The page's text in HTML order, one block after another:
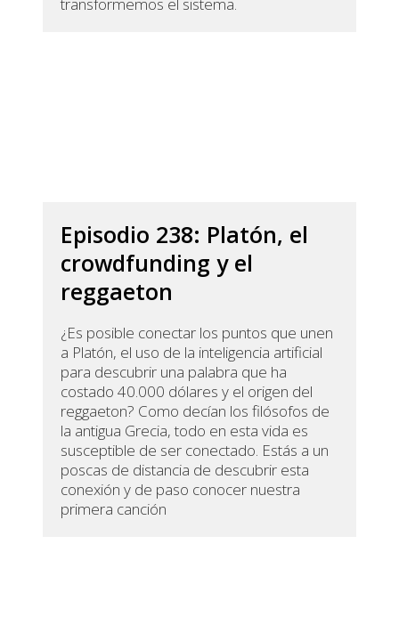
transformemos el sistema.
Episodio 238: Platón, el
crowdfunding y el
reggaeton
¿Es posible conectar los puntos que unen
a Platón, el uso de la inteligencia artificial
para descubrir una palabra que ha
costado 40.000 dólares y el origen del
reggaeton? Como decían los filósofos de
la antigua Grecia, todo en esta vida es
susceptible de ser conectado. Estás a un
poscas de distancia de descubrir esta
conexión y de paso conocer nuestra
primera canción